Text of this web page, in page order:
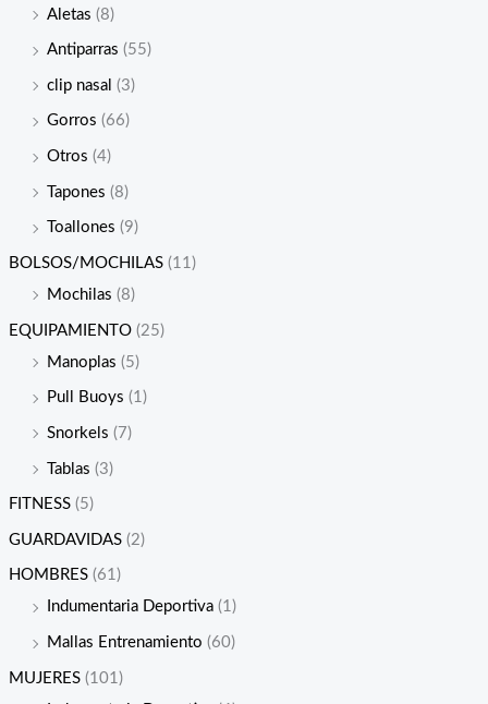
Aletas (8)
Antiparras (55)
clip nasal (3)
Gorros (66)
Otros (4)
Tapones (8)
Toallones (9)
BOLSOS/MOCHILAS (11)
Mochilas (8)
EQUIPAMIENTO (25)
Manoplas (5)
Pull Buoys (1)
Snorkels (7)
Tablas (3)
FITNESS (5)
GUARDAVIDAS (2)
HOMBRES (61)
Indumentaria Deportiva (1)
Mallas Entrenamiento (60)
MUJERES (101)